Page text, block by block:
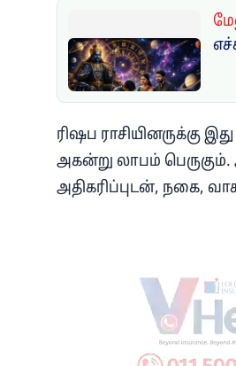
ரிஷப ராசியினருக்கு
அகன்று லாபம் பெருகும்.
அதிகரிப்புடன், நகை,